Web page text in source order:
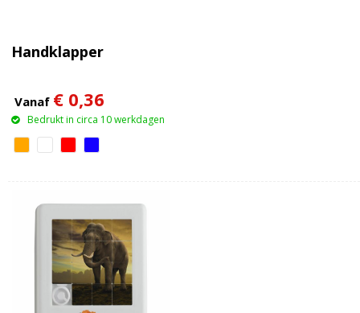
Handklapper
Vanaf € 0,36
Bedrukt in circa 10 werkdagen